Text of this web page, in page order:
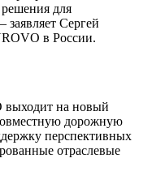
для
заявляет Сергей
в России.
выходит на новый
дорожную
перспективных
отраслевые